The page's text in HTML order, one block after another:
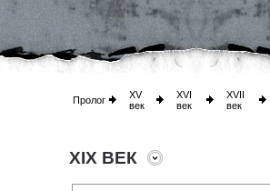
Пролог
XV
век
XVI
век
XVII
век
XIX ВЕК